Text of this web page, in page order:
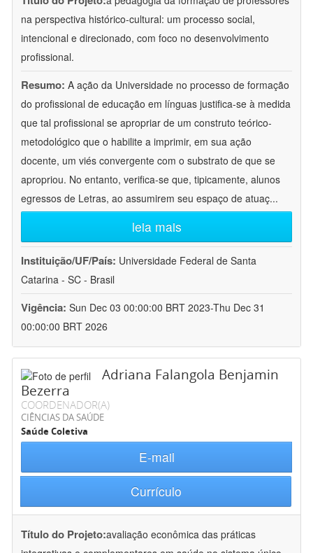
na perspectiva histórico-cultural: um processo social,
intencional e direcionado, com foco no desenvolvimento
profissional.
Resumo: A ação da Universidade no processo de formação
do profissional de educação em línguas justifica-se à medida
que tal profissional se apropriar de um construto teórico-
metodológico que o habilite a imprimir, em sua ação
docente, um viés convergente com o substrato de que se
apropriou. No entanto, verifica-se que, tipicamente, alunos
egressos de Letras, ao assumirem seu espaço de atuaç...
leia mais
Instituição/UF/País: Universidade Federal de Santa
Catarina - SC - Brasil
Vigência: Sun Dec 03 00:00:00 BRT 2023-Thu Dec 31
00:00:00 BRT 2026
Adriana Falangola Benjamin
Bezerra
COORDENADOR(A)
CIÊNCIAS DA SAÚDE
Saúde Coletiva
E-mail
Currículo
Título do Projeto:avaliação econômica das práticas